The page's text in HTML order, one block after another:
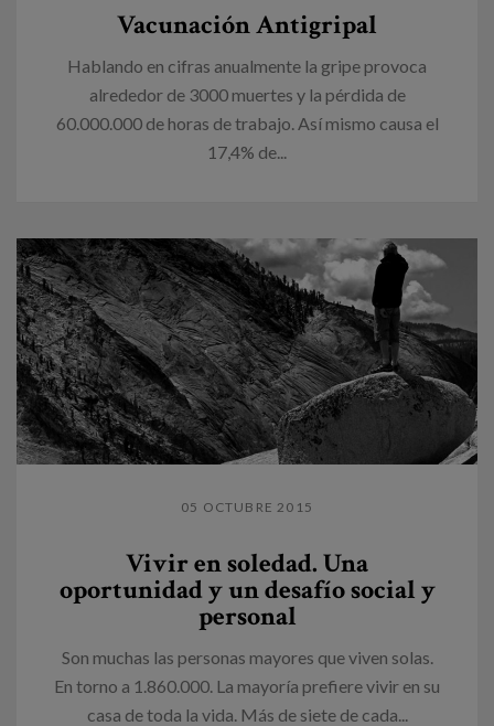
Vacunación Antigripal
Hablando en cifras anualmente la gripe provoca
alrededor de 3000 muertes y la pérdida de
60.000.000 de horas de trabajo. Así mismo causa el
17,4% de...
05 OCTUBRE 2015
Vivir en soledad. Una
oportunidad y un desafío social y
personal
Son muchas las personas mayores que viven solas.
En torno a 1.860.000. La mayoría prefiere vivir en su
casa de toda la vida. Más de siete de cada...